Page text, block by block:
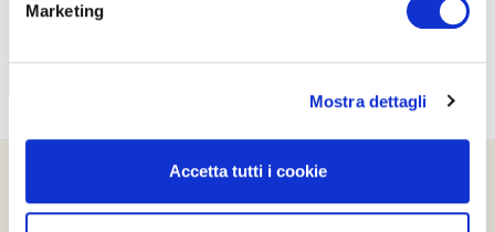
Marketing
Mostra dettagli
Accetta tutti i cookie